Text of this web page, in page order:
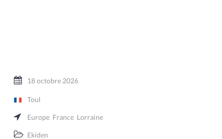
18 octobre 2026
Toul
Europe France Lorraine
Ekiden